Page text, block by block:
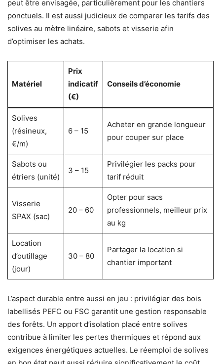
peut être envisagée, particulièrement pour les chantiers
ponctuels. Il est aussi judicieux de comparer les tarifs des
solives au mètre linéaire, sabots et visserie afin
d’optimiser les achats.
Matériel
Prix
indicatif
(€)
Conseils d’économie
Solives
(résineux,
€/m)
6 – 15
Acheter en grande longueur
pour couper sur place
Sabots ou
étriers (unité)
3 – 15
Privilégier les packs pour
tarif réduit
Visserie
SPAX (sac)
20 – 60
Opter pour sacs
professionnels, meilleur prix
au kg
Location
d’outillage
(jour)
30 – 80
Partager la location si
chantier important
L’aspect durable entre aussi en jeu : privilégier des bois
labellisés PEFC ou FSC garantit une gestion responsable
des forêts. Un apport d’isolation placé entre solives
contribue à limiter les pertes thermiques et répond aux
exigences énergétiques actuelles. Le réemploi de solives